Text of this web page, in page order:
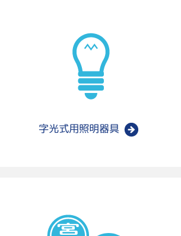
字光式用照明器具